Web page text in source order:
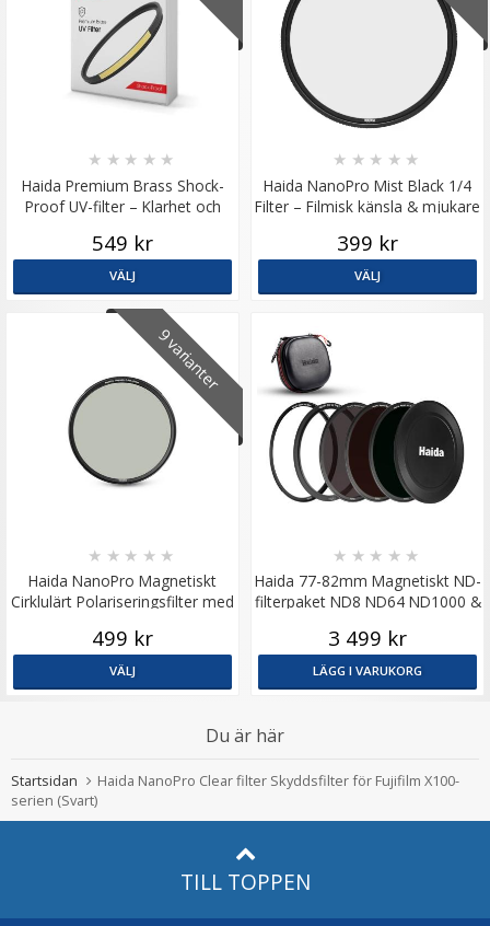
Haida Premium Brass Shock-
Proof UV-filter – Klarhet och
★ ★ ★ ★ ★
549 kr
VÄLJ
Haida NanoPro Mist Black 1/4
Filter – Filmisk känsla & mjukare
★ ★ ★ ★ ★
399 kr
VÄLJ
9 varianter
Haida NanoPro Magnetiskt
Cirklulärt Polariseringsfilter med
★ ★ ★ ★ ★
499 kr
VÄLJ
Haida 77-82mm Magnetiskt ND-
filterpaket ND8 ND64 ND1000 &
★ ★ ★ ★ ★
3 499 kr
LÄGG I VARUKORG
Du är här
Startsidan
Haida NanoPro Clear filter Skyddsfilter för Fujifilm X100-
serien (Svart)
TILL TOPPEN